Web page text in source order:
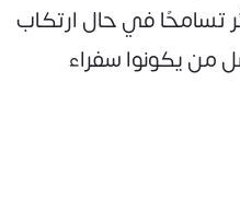
تسامحًا في حال ارتكاب
من يكونوا سفراء